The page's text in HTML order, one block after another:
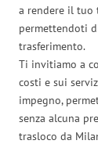
a rendere il tuo
permettendoti
trasferimento.
Ti invitiamo a
costi e sui
impegno,
senza alcuna
trasloco da